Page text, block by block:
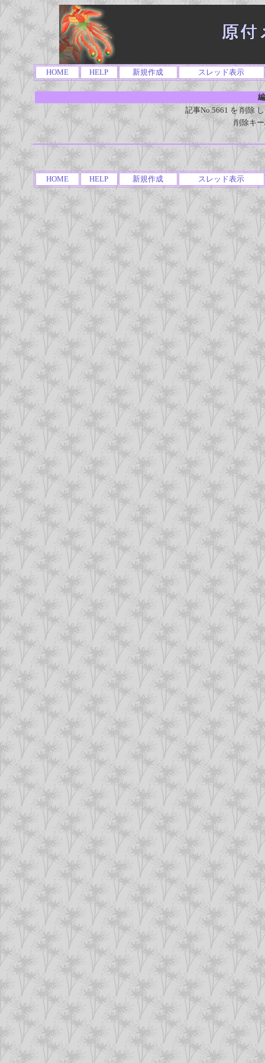
HOME HELP 新規作成 スレッド表示
記事No.5661 を 削除
削除キ
HOME HELP 新規作成 スレッド表示